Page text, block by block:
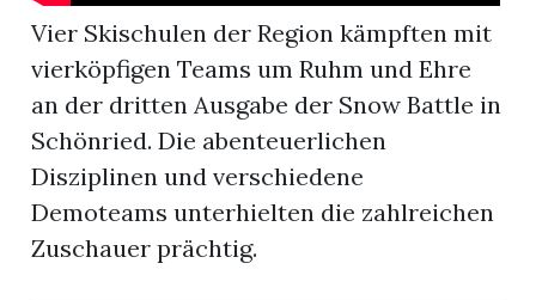
Vier Skischulen der Region kämpften mit
vierköpfigen Teams um Ruhm und Ehre
an der dritten Ausgabe der Snow Battle in
Schönried. Die abenteuerlichen
Disziplinen und verschiedene
Demoteams unterhielten die zahlreichen
Zuschauer prächtig.